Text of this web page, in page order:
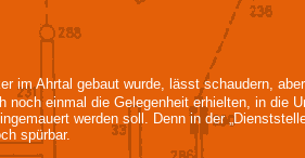
im Ahrtal gebaut wurde, lässt schaudern,
noch einmal die Gelegenheit erhielten, in die
werden soll. Denn in der
spürbar.